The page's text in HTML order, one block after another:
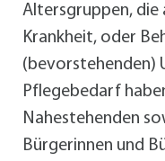
Altersgruppen,
Krankheit, oder
(bevorstehenden)
Pflegebedarf
Nahestehenden
Bürgerinnen und